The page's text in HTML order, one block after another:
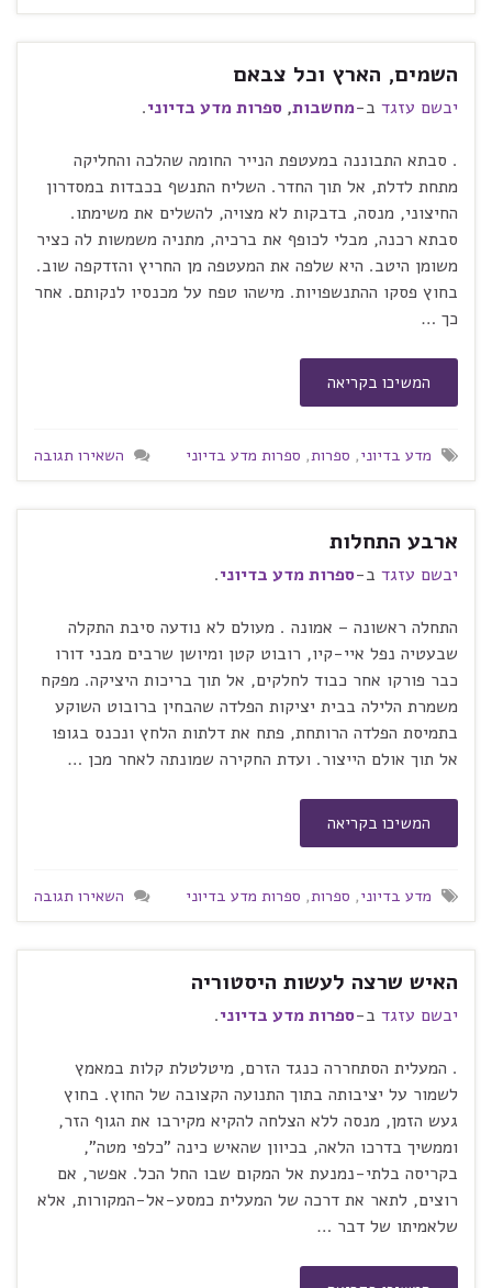
השמים, הארץ וכל צבאם
יבשם עזגד ב-מחשבות, ספרות מדע בדיוני.
. סבתא התבוננה במעטפת הנייר החומה שהלכה והחליקה
מתחת לדלת, אל תוך החדר. השליח התנשף בכבדות במסדרון
החיצוני, מנסה, בדבקות לא מצויה, להשלים את משימתו.
סבתא רכנה, מבלי לכופף את ברכיה, מתניה משמשות לה כציר
משומן היטב. היא שלפה את המעטפה מן החריץ והזדקפה שוב.
בחוץ פסקו ההתנשפויות. מישהו טפח על מכנסיו לנקותם. אחר
כך …
המשיכו בקריאה
מדע בדיוני, ספרות, ספרות מדע בדיוני השאירו תגובה
ארבע התחלות
יבשם עזגד ב-ספרות מדע בדיוני.
התחלה ראשונה – אמונה . מעולם לא נודעה סיבת התקלה
שבעטיה נפל איי-קיו, רובוט קטן ומיושן שרבים מבני דורו
כבר פורקו אחר כבוד לחלקים, אל תוך בריכות היציקה. מפקח
משמרת הלילה בבית יציקות הפלדה שהבחין ברובוט השוקע
בתמיסת הפלדה הרותחת, פתח את דלתות הלחץ ונכנס בגופו
אל תוך אולם הייצור. ועדת החקירה שמונתה לאחר מכן …
המשיכו בקריאה
מדע בדיוני, ספרות, ספרות מדע בדיוני השאירו תגובה
האיש שרצה לעשות היסטוריה
יבשם עזגד ב-ספרות מדע בדיוני.
. המעלית הסתחררה כנגד הזרם, מיטלטלת קלות במאמץ
לשמור על יציבותה בתוך התנועה הקצובה של החוץ. בחוץ
געש הזמן, מנסה ללא הצלחה להקיא מקירבו את הגוף הזר,
וממשיך בדרכו הלאה, בכיוון שהאיש כינה "כלפי מטה",
בקריסה בלתי-נמנעת אל המקום שבו החל הכל. אפשר, אם
רוצים, לתאר את דרכה של המעלית כמסע-אל-המקורות, אלא
שלאמיתו של דבר …